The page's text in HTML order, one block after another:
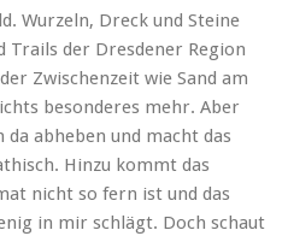
Wurzeln, Dreck und Steine
Trails der Dresdener Region
Zwischenzeit wie Sand am
besonderes mehr. Aber
abheben und macht das
Hinzu kommt das
nicht so fern ist und das
in mir schlägt. Doch schaut